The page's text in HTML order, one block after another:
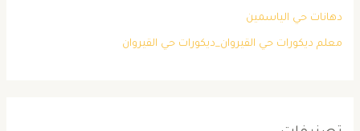
دهانات حي الياسمين
معلم ديكورات حي القيروان_ديكورات حي القيروان